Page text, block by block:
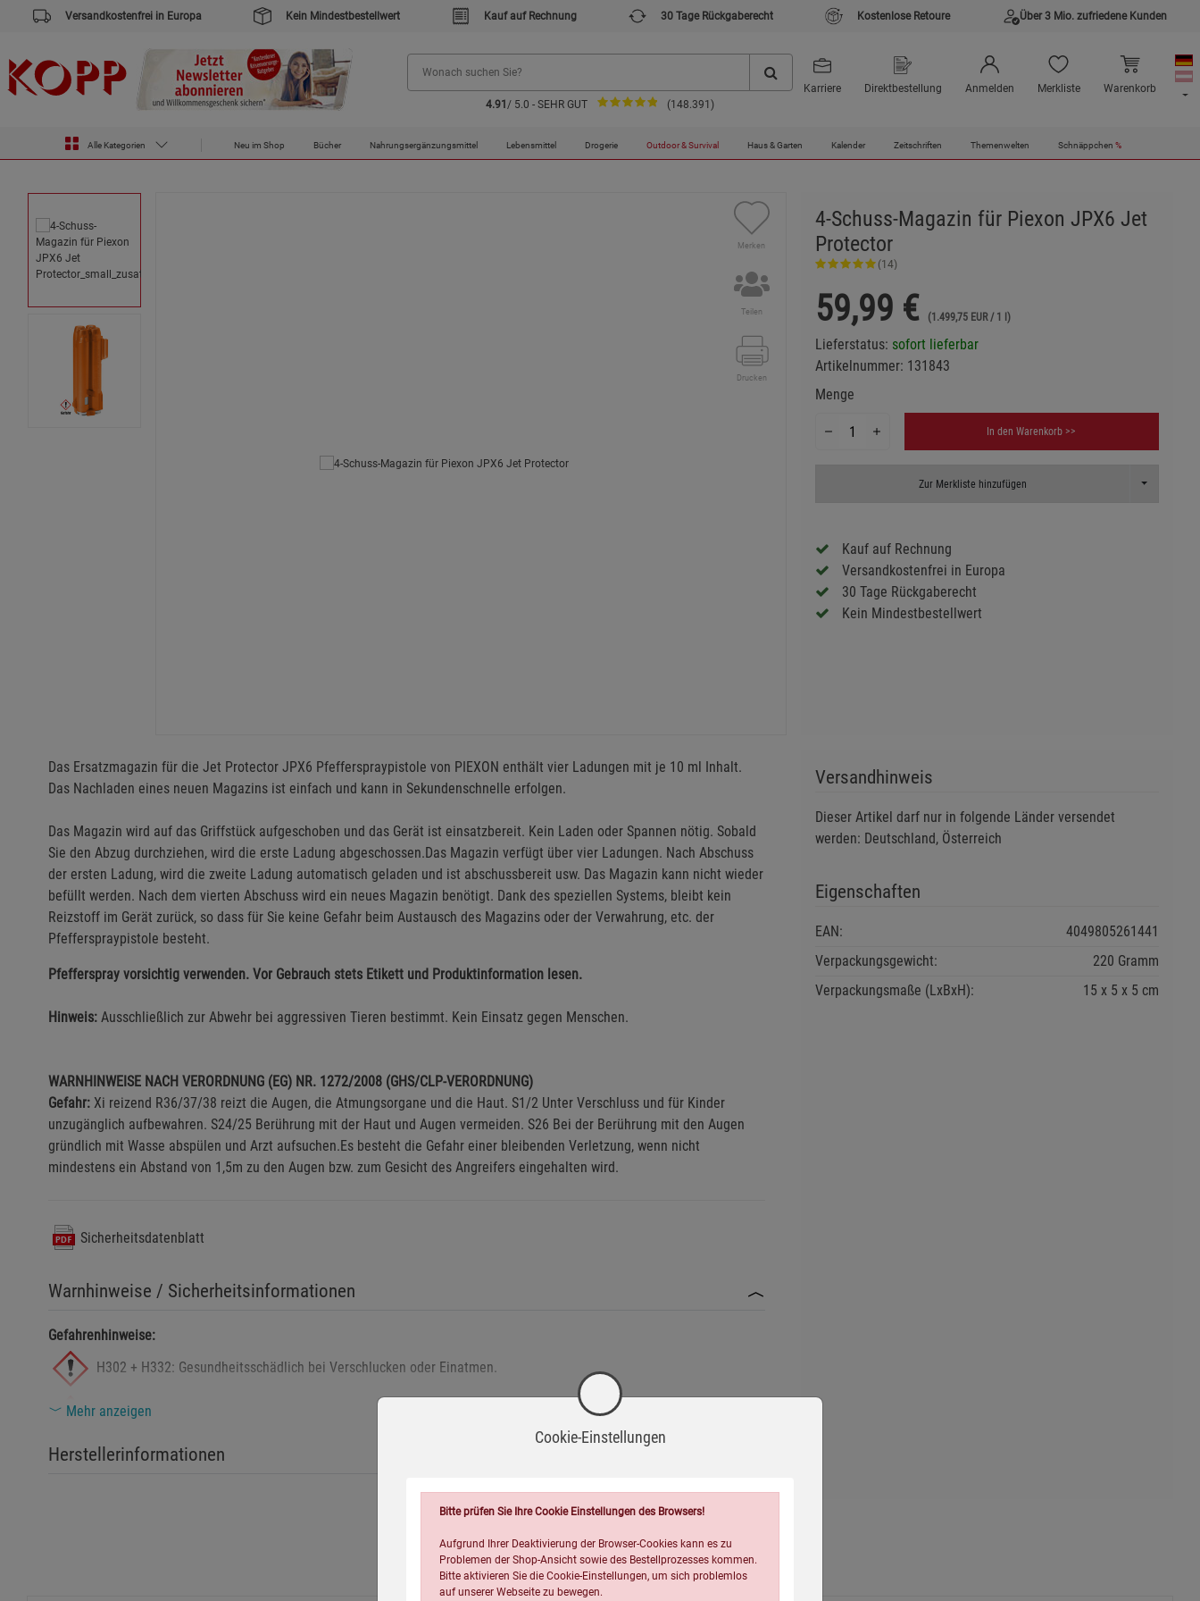
Versandkostenfrei in Europa Kein Mindestbestellwert Kauf auf Rechnung 30 Tage Rückgaberecht Kostenlose Retoure Über 3 Mio. zufriedene Kunden
4.91 / 5.0 - SEHR GUT (148.391)
Karriere Direktbestellung Anmelden Merkliste Warenkorb
Alle Kategorien Neu im Shop Bücher Nahrungsergänzungsmittel Lebensmittel Drogerie Outdoor & Survival Haus & Garten Kalender Zeitschriften Themenwelten Schnäppchen %
Zur Startseite des Kopp Verlag Online-Shop
Outdoor & Survival 4-Schuss-Magazin für Piexon JPX6 Jet Protector
Merken
Teilen
Drucken
4-Schuss-Magazin für Piexon JPX6 Jet
Protector
(14)
59,99 € (1.499,75 EUR / 1 l)
Lieferstatus: sofort lieferbar
Artikelnummer: 131843
Menge
In den Warenkorb >>
Zur Merkliste hinzufügen Toggle
Kauf auf Rechnung
Versandkostenfrei in Europa
30 Tage Rückgaberecht
Kein Mindestbestellwert
Das Ersatzmagazin für die Jet Protector JPX6 Pfefferspraypistole von PIEXON enthält vier Ladungen mit je 10 ml Inhalt.
Das Nachladen eines neuen Magazins ist einfach und kann in Sekundenschnelle erfolgen.
Das Magazin wird auf das Griffstück aufgeschoben und das Gerät ist einsatzbereit. Kein Laden oder Spannen nötig. Sobald
Sie den Abzug durchziehen, wird die erste Ladung abgeschossen.Das Magazin verfügt über vier Ladungen. Nach Abschuss
der ersten Ladung, wird die zweite Ladung automatisch geladen und ist abschussbereit usw. Das Magazin kann nicht wieder
befüllt werden. Nach dem vierten Abschuss wird ein neues Magazin benötigt. Dank des speziellen Systems, bleibt kein
Reizstoff im Gerät zurück, so dass für Sie keine Gefahr beim Austausch des Magazins oder der Verwahrung, etc. der
Pfefferspraypistole besteht.
Pfefferspray vorsichtig verwenden. Vor Gebrauch stets Etikett und Produktinformation lesen.
Hinweis: Ausschließlich zur Abwehr bei aggressiven Tieren bestimmt. Kein Einsatz gegen Menschen.
WARNHINWEISE NACH VERORDNUNG (EG) NR. 1272/2008 (GHS/CLP-VERORDNUNG)
Gefahr: Xi reizend R36/37/38 reizt die Augen, die Atmungsorgane und die Haut. S1/2 Unter Verschluss und für Kinder
unzugänglich aufbewahren. S24/25 Berührung mit der Haut und Augen vermeiden. S26 Bei der Berührung mit den Augen
gründlich mit Wasse abspülen und Arzt aufsuchen.Es besteht die Gefahr einer bleibenden Verletzung, wenn nicht
mindestens ein Abstand von 1,5m zu den Augen bzw. zum Gesicht des Angreifers eingehalten wird.
Sicherheitsdatenblatt
Warnhinweise / Sicherheitsinformationen
Gefahrenhinweise:
H302 + H332: Gesundheitsschädlich bei Verschlucken oder Einatmen.
H315: Verursacht Hautreizungen.
H319: Verursacht schwere Augenreizung.
Mehr anzeigen
Herstellerinformationen
Versandhinweis
Dieser Artikel darf nur in folgende Länder versendet
werden: Deutschland, Österreich
Eigenschaften
EAN:
4049805261441
Verpackungsgewicht:
220 Gramm
Verpackungsmaße (LxBxH):
15 5 5 cm
Wird oft zusammen bestellt:
Cookie-Einstellungen
Bitte prüfen Sie Ihre Cookie Einstellungen des Browsers!
Aufgrund Ihrer Deaktivierung der Browser-Cookies kann es zu
Problemen der Shop-Ansicht sowie des Bestellprozesses kommen.
Bitte aktivieren Sie die Cookie-Einstellungen, um sich problemlos
auf unserer Webseite zu bewegen.